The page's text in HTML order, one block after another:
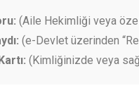
(Aile Hekimliği veya özel
(e-Devlet üzerinden
(Kimliğinizde veya